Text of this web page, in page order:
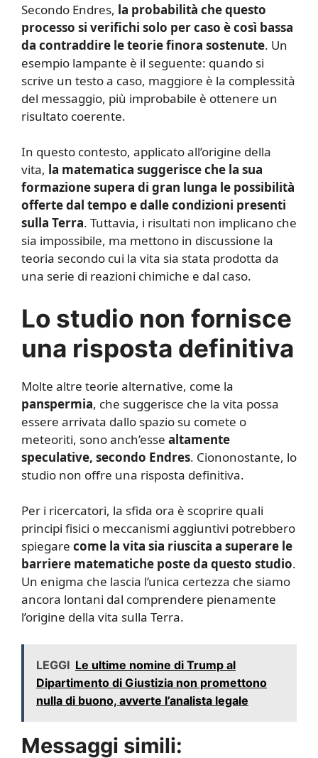
Secondo Endres, la probabilità che questo
processo si verifichi solo per caso è così bassa
da contraddire le teorie finora sostenute. Un
esempio lampante è il seguente: quando si
scrive un testo a caso, maggiore è la complessità
del messaggio, più improbabile è ottenere un
risultato coerente.
In questo contesto, applicato all’origine della
vita, la matematica suggerisce che la sua
formazione supera di gran lunga le possibilità
offerte dal tempo e dalle condizioni presenti
sulla Terra. Tuttavia, i risultati non implicano che
sia impossibile, ma mettono in discussione la
teoria secondo cui la vita sia stata prodotta da
una serie di reazioni chimiche e dal caso.
Lo studio non fornisce
una risposta definitiva
Molte altre teorie alternative, come la
panspermia, che suggerisce che la vita possa
essere arrivata dallo spazio su comete o
meteoriti, sono anch’esse altamente
speculative, secondo Endres. Ciononostante, lo
studio non offre una risposta definitiva.
Per i ricercatori, la sfida ora è scoprire quali
principi fisici o meccanismi aggiuntivi potrebbero
spiegare come la vita sia riuscita a superare le
barriere matematiche poste da questo studio.
Un enigma che lascia l’unica certezza che siamo
ancora lontani dal comprendere pienamente
l’origine della vita sulla Terra.
LEGGI Le ultime nomine di Trump al
Dipartimento di Giustizia non promettono
nulla di buono, avverte l’analista legale
Messaggi simili: